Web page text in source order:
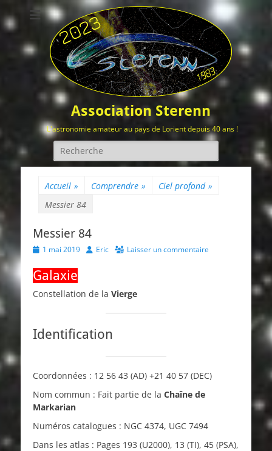
Association Sterenn
L'astronomie amateur au pays de Lorient depuis 40 ans !
Rechercher :
Accueil » Comprendre » Ciel profond »
Messier 84
Messier 84
Posted1 mai 2019 Author
Eric Laisser un commentaire
Galaxie
Constellation de la Vierge
Identification
Coordonnées : 12 56 43 (AD) +21 40 57 (DEC)
Nom commun : Fait partie de la Chaîne de
Markarian
Numéros catalogues : NGC 4374, UGC 7494
Dans les atlas : Pages 193 (U2000), 13 (TI), 45 (PSA),